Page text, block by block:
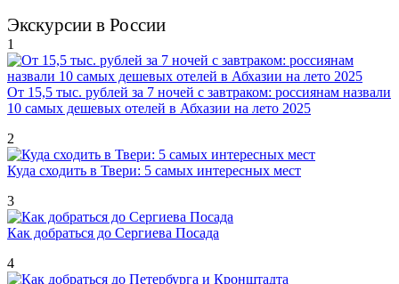
Экскурсии в России
1
От 15,5 тыс. рублей за 7 ночей с завтраком: россиянам назвали
10 самых дешевых отелей в Абхазии на лето 2025
2
Куда сходить в Твери: 5 самых интересных мест
3
Как добраться до Сергиева Посада
4